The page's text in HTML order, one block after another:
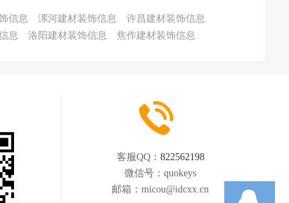
信息 漯河建材装饰信息
许昌建材装饰信息
息 洛阳建材装饰信息 焦作建材装饰信息
客服QQ： 822562198
微信号： quokeys
邮箱： micou@idcxx.cn